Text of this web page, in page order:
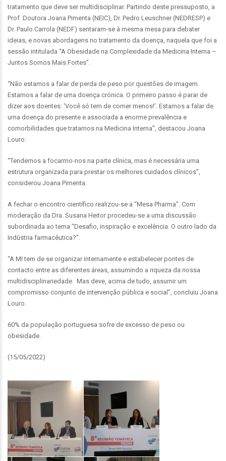
tratamento que deve ser multidisciplinar. Partindo deste pressuposto, a
Prof. Doutora Joana Pimenta (NEIC), Dr. Pedro Leuschner (NEDRESP) e
Dr. Paulo Carrola (NEDF) sentaram-se à mesma mesa para debater
ideias, e novas abordagens no tratamento da doença, naquela que foi a
sessão intitulada “A Obesidade na Complexidade da Medicina Interna –
Juntos Somos Mais Fortes”.
“Não estamos a falar de perda de peso por questões de imagem.
Estamos a falar de uma doença crónica. O primeiro passo é parar de
dizer aos doentes: ‘Você só tem de comer menos!’. Estamos a falar de
uma doença do presente e associada a enorme prevalência e
comorbilidades que tratamos na Medicina Interna”, destacou Joana
Louro.
“Tendemos a focarmo-nos na parte clínica, mas é necessária uma
estrutura organizada para prestar os melhores cuidados clínicos”,
considerou Joana Pimenta.
A fechar o encontro científico realizou-se a “Mesa Pharma”. Com
moderação da Dra. Susana Heitor procedeu-se a uma discussão
subordinada ao tema “Desafio, inspiração e excelência. O outro lado da
Indústria farmacêutica?”.
“A MI tem de se organizar internamente e estabelecer pontes de
contacto entre as diferentes áreas, assumindo a riqueza da nossa
multidisciplinariedade. Mas deve, acima de tudo, assumir um
compromisso conjunto de intervenção pública e social”, concluiu Joana
Louro.
60% da população portuguesa sofre de excesso de peso ou
obesidade.
(15/05/2022)